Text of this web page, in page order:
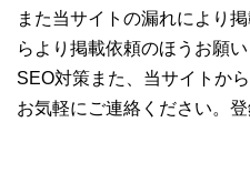
また当サイトの漏れにより
らより掲載依頼のほうお願
SEO対策また、当サイトか
お気軽にご連絡ください。